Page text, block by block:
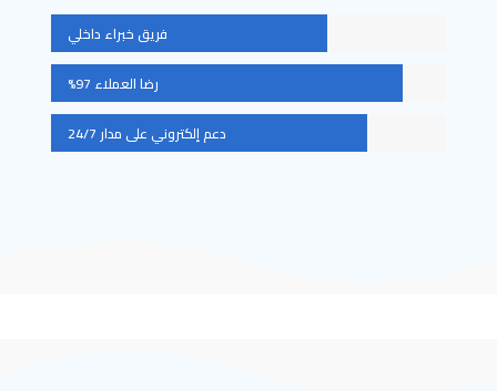
فريق خبراء داخلي
رضا العملاء 97%
دعم إلكتروني على مدار 24/7